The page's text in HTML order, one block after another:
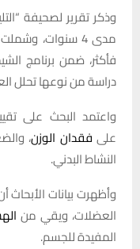
وذكر تقرير لصحيفة
فأكثر، ضمن برنامج
دراسة من نوعها تحلل
واعتمد البحث على
على فقدان الوزن،
النشاط البدني.
وأظهرت بيانات
العضلات، ويقي من
المفيدة للجسم.